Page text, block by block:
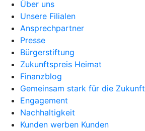
Über uns
Unsere Filialen
Ansprechpartner
Presse
Bürgerstiftung
Zukunftspreis Heimat
Finanzblog
Gemeinsam stark für die Zukunft
Engagement
Nachhaltigkeit
Kunden werben Kunden